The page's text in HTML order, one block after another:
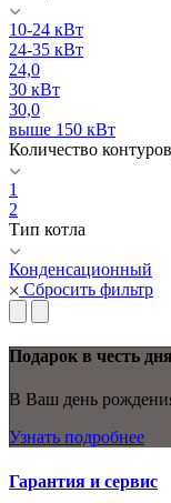
10-24 кВт
24-35 кВт
24,0
30 кВт
30,0
выше 150 кВт
Количество
1
2
Тип котла
Конденсационный
Сбросить фильтр
Подарок в честь
В Ваш день
Узнать подробнее
Гарантия и сервис